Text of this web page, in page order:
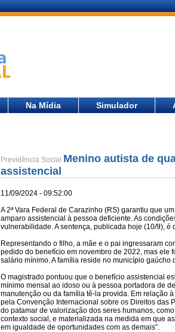
Na Mídia Simulador
Previdência Social Menino autista de
assistencial
11/09/2024 - 09:52:00
A 2ª Vara Federal de Carazinho (RS) garantiu que
amparo assistencial à pessoa deficiente. As
vulnerabilidade. A sentença, publicada hoje (10/9), é
Representando o filho, a mãe e o pai ingressaram
pedido do benefício em novembro de 2022, mas ele
salário mínimo. A família reside no município gaúcho
O magistrado pontuou que o benefício assistencial
mínimo mensal ao idoso ou à pessoa portadora de
manutenção ou da família tê-la provida. Em relação
pela Convenção Internacional sobre os Direitos das
do patamar de valorização dos seres humanos,
contexto social, e materializada na medida em que
em igualdade de oportunidades com as demais”.